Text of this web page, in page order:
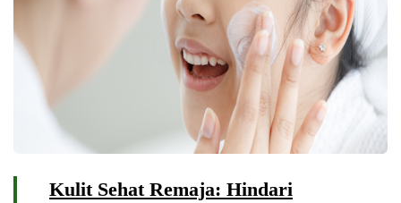
Kulit Sehat Remaja: Hindari